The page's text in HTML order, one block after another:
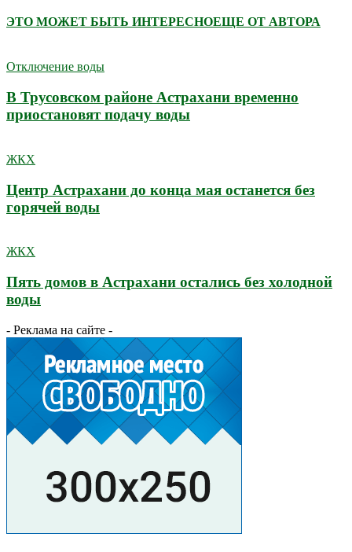
ЭТО МОЖЕТ БЫТЬ ИНТЕРЕСНОЕЩЕ ОТ АВТОРА
Отключение воды
В Трусовском районе Астрахани временно
приостановят подачу воды
ЖКХ
Центр Астрахани до конца мая останется без
горячей воды
ЖКХ
Пять домов в Астрахани остались без холодной
воды
- Реклама на сайте -